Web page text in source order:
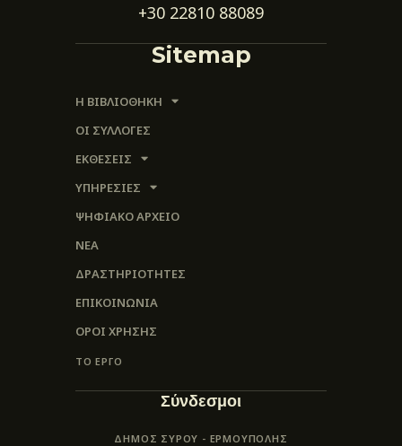
+30 22810 88089
Sitemap
Η ΒΙΒΛΙΟΘΗΚΗ
ΟΙ ΣΥΛΛΟΓΈΣ
ΕΚΘΕΣΕΙΣ
ΥΠΗΡΕΣΙΕΣ
ΨΗΦΙΑΚΌ ΑΡΧΕΊΟ
ΝΕΑ
ΔΡΑΣΤΗΡΙΟΤΗΤΕΣ
ΕΠΙΚΟΙΝΩΝΊΑ
ΌΡΟΙ ΧΡΉΣΗΣ
ΤΟ ΕΡΓΟ
Σύνδεσμοι
ΔΗΜΟΣ ΣΥΡΟΥ - ΕΡΜΟΎΠΟΛΗΣ